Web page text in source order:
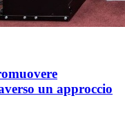
un approccio